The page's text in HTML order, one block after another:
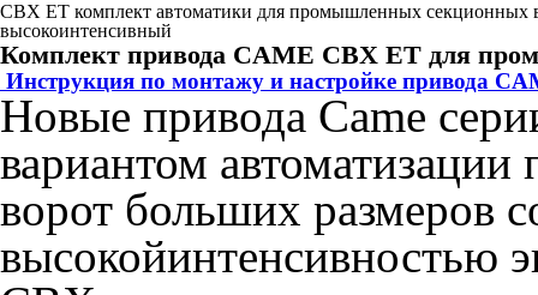
СBX ET комплект автоматики для промышленных секционных
высокоинтенсивный
Комплект привода CAME CBX ET для
Инструкция по монтажу и настройке привода
Новые привода Came
вариантом
ворот больших размеров
высокойинтенсивностью